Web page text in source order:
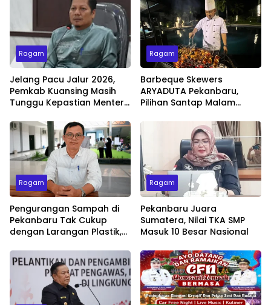
Ragam
Jelang Pacu Jalur 2026,
Pemkab Kuansing Masih
Tunggu Kepastian Menteri
Ragam
Barbeque Skewers
ARYADUTA Pekanbaru,
Pilihan Santap Malam
Ragam
Pengurangan Sampah di
Pekanbaru Tak Cukup
dengan Larangan Plastik,
Jadi Penentu
Ragam
Pekanbaru Juara
Sumatera, Nilai TKA SMP
Masuk 10 Besar Nasional